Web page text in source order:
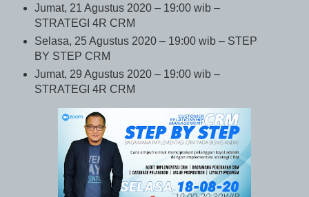
Jumat, 21 Agustus 2020 – 19:00 wib –
STRATEGI 4R CRM
Selasa, 25 Agustus 2020 – 19:00 wib – STEP
BY STEP CRM
Jumat, 29 Agustus 2020 – 19:00 wib –
STRATEGI 4R CRM